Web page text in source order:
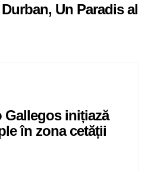
Un Paradis al
Gallegos inițiază
în zona cetății